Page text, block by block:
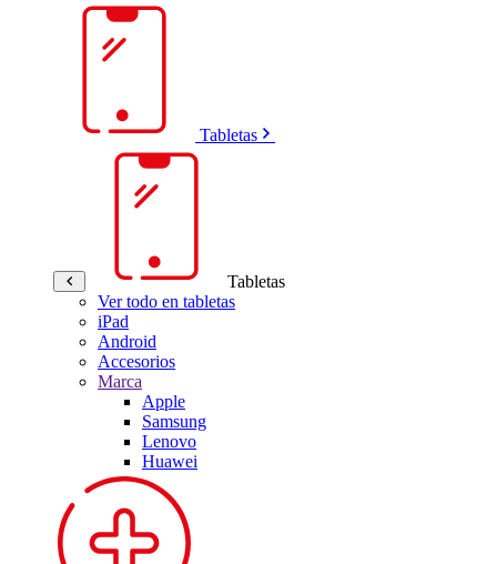
Tabletas
Tabletas
Ver todo en tabletas
iPad
Android
Accesorios
Marca
Apple
Samsung
Lenovo
Huawei